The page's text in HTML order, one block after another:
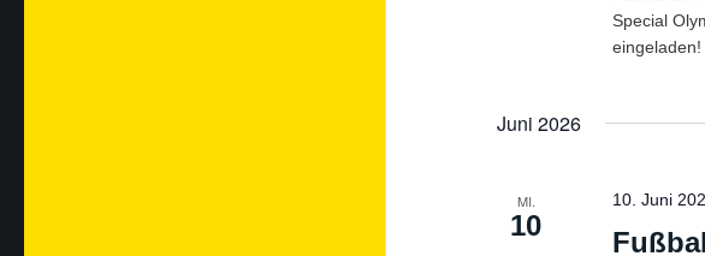
Special
eingeladen!
Juni 2026
MI.
10
10. Juni